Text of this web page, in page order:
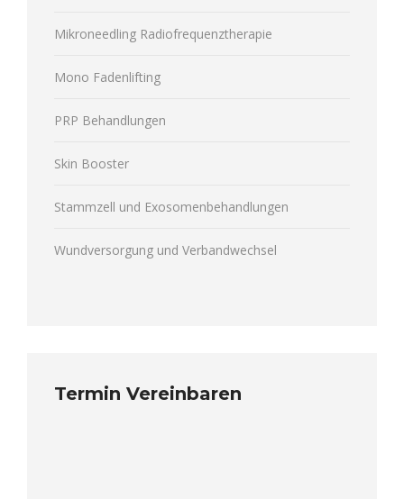
Mikroneedling Radiofrequenztherapie
Mono Fadenlifting
PRP Behandlungen
Skin Booster
Stammzell und Exosomenbehandlungen
Wundversorgung und Verbandwechsel
Termin Vereinbaren